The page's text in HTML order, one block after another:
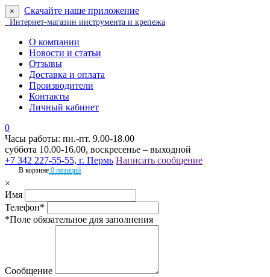
× Скачайте наше приложение
Интернет-магазин инструмента и крепежа
О компании
Новости и статьи
Отзывы
Доставка и оплата
Производители
Контакты
Личный кабинет
0
Часы работы: пн.-пт. 9.00-18.00
суббота 10.00-16.00, воскресенье – выходной
+7 342 227-55-55, г. Пермь Написать сообщение
В корзине 0 позиций
×
Имя
Телефон*
*Поле обязательное для заполнения
Сообщение